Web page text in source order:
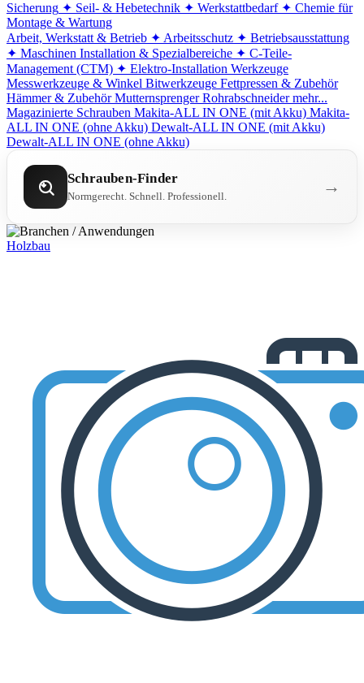
Sicherung ✦ Seil- & Hebetechnik ✦ Werkstattbedarf ✦ Chemie für
Montage & Wartung
Arbeit, Werkstatt & Betrieb ✦ Arbeitsschutz ✦ Betriebsausstattung
✦ Maschinen Installation & Spezialbereiche ✦ C-Teile-
Management (CTM) ✦ Elektro-Installation Werkzeuge
Messwerkzeuge & Winkel Bitwerkzeuge Fettpressen & Zubehör
Hämmer & Zubehör Mutternsprenger Rohrabschneider mehr...
Magazinierte Schrauben Makita-ALL IN ONE (mit Akku) Makita-
ALL IN ONE (ohne Akku) Dewalt-ALL IN ONE (mit Akku)
Dewalt-ALL IN ONE (ohne Akku)
Schrauben-Finder
Normgerecht. Schnell. Professionell. →
Holzbau